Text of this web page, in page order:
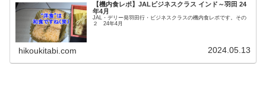
【機内食レポ】JALビジネスクラス インド～羽田 24
年4月
JAL・デリー発羽田行・ビジネスクラスの機内食レポです。その
２ 24年4月
hikoukitabi.com 2024.05.13